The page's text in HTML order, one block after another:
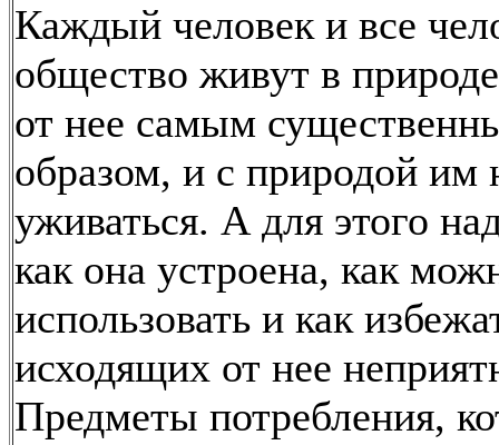
Каждый человек и все
общество живут в
от нее самым
образом, и с природой им
уживаться. А для этого
как она устроена, как
использовать и как
исходящих от нее
Предметы потребления,